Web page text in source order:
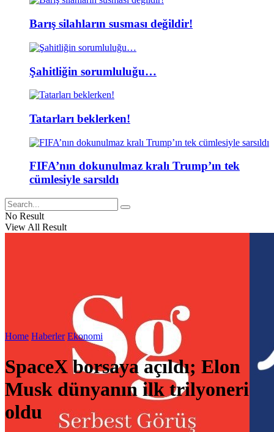
Barış silahların susması değildir!
Şahitliğin sorumluluğu…
Tatarları beklerken!
FIFA’nın dokunulmaz kralı Trump’ın tek
cümlesiyle sarsıldı
No Result
View All Result
Home Haberler Ekonomi
SpaceX borsaya açıldı; Elon
Musk dünyanın ilk trilyoneri
oldu